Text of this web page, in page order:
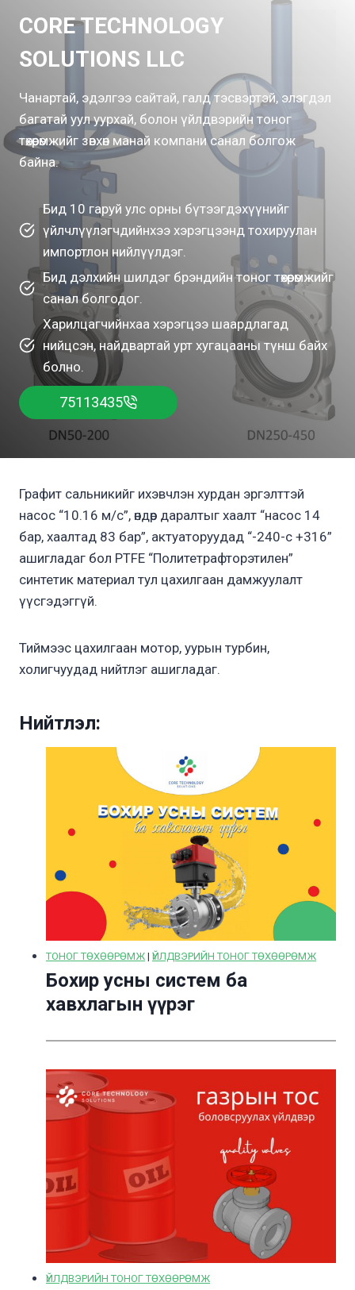
CORE TECHNOLOGY
SOLUTIONS LLC
Чанартай, эдэлгээ сайтай, галд тэсвэртэй, элэгдэл
багатай уул уурхай, болон үйлдвэрийн тоног
төхөөрөмжийг зөвхөн манай компани санал болгож
байна.
Бид 10 гаруй улс орны бүтээгдэхүүнийг
үйлчлүүлэгчдийнхээ хэрэгцээнд тохируулан
импортлон нийлүүлдэг.
Бид дэлхийн шилдэг брэндийн тоног төхөөрөмжийг
санал болгодог.
Харилцагчийнхаа хэрэгцээ шаардлагад
нийцсэн, найдвартай урт хугацааны түнш байх
болно.
75113435
Графит сальникийг ихэвчлэн хурдан эргэлттэй
насос “10.16 м/с”, өндөр даралтыг хаалт “насос 14
бар, хаалтад 83 бар”, актуаторуудад “-240-с +316”
ашигладаг бол PTFE “Политетрафторэтилен”
синтетик материал тул цахилгаан дамжуулалт
үүсгэдэггүй.
Тиймээс цахилгаан мотор, уурын турбин,
холигчуудад нийтлэг ашигладаг.
Нийтлэл:
ТОНОГ ТӨХӨӨРӨМЖ | ҮЙЛДВЭРИЙН ТОНОГ ТӨХӨӨРӨМЖ
Бохир усны систем ба
хавхлагын үүрэг
ҮЙЛДВЭРИЙН ТОНОГ ТӨХӨӨРӨМЖ